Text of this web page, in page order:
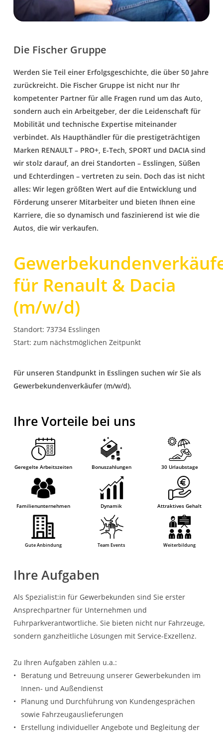
Die Fischer Gruppe
Werden Sie Teil einer Erfolgsgeschichte, die über 50 Jahre
zurückreicht. Die Fischer Gruppe ist nicht nur Ihr
kompetenter Partner für alle Fragen rund um das Auto,
sondern auch ein Arbeitgeber, der die Leidenschaft für
Mobilität und technische Expertise miteinander
verbindet. Als Haupthändler für die prestigeträchtigen
Marken RENAULT – PRO+, E-Tech, SPORT und DACIA sind
wir stolz darauf, an drei Standorten – Esslingen, Süßen
und Echterdingen – vertreten zu sein. Doch das ist nicht
alles: Wir legen größten Wert auf die Entwicklung und
Förderung unserer Mitarbeiter und bieten Ihnen eine
Karriere, die so dynamisch und faszinierend ist wie die
Autos, die wir verkaufen.
für Renault & Dacia
(m/w/d)
Standort: 73734 Esslingen
Start: zum nächstmöglichen Zeitpunkt
Für unseren Standpunkt in Esslingen suchen wir Sie als
Gewerbekundenverkäufer (m/w/d).
Ihre Vorteile bei uns
Geregelte Arbeitszeiten Bonuszahlungen 30 Urlaubstage
Familienunternehmen Dynamik Attraktives Gehalt
Gute Anbindung Team Events Weiterbildung
Ihre Aufgaben
Als Spezialist:in für Gewerbekunden sind Sie erster
Ansprechpartner für Unternehmen und
Fuhrparkverantwortliche. Sie bieten nicht nur Fahrzeuge,
sondern ganzheitliche Lösungen mit Service-Exzellenz.
Zu Ihren Aufgaben zählen u.a.:
Beratung und Betreuung unserer Gewerbekunden im
Innen- und Außendienst
Planung und Durchführung von Kundengesprächen
sowie Fahrzeugauslieferungen
Erstellung individueller Angebote und Begleitung der